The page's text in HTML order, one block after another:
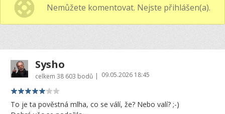
Nemůžete komentovat. Nejste přihlášen(a).
Sysho
celkem 38 603 bodů | 09.05.2026 18:45
To je ta pověstná mlha, co se válí, že? Nebo valí? ;-)